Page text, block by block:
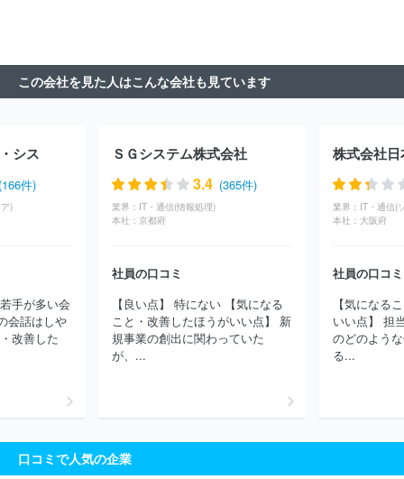
株式会社マーブル
株式会社ＪＳＯＬ
株式会社ＢＲＥＸＡ Ｔｅ
ｃｈｎｏｌｏｇｙ
クオリカ株式会社
株式会社エル・ティー・エ
ス
アイエックス・ナレッジ株式会社
東京海上日動システムズ株
ンサルタンシー・サービシズ株式会社
日本IBM株式会社
株式会
社構造計画研究所
株式会社ＣＩＪ 株式会社コア
日本電気通信
株式会社ニッセイコム
富士通株式
ＪＡＬデジタル株式会社
みずほリサーチ＆テク
十一
三菱電機ソフトウエア株式会社
ＮＴＴインテグレーション
株式会社
ＳＣＳＫ株式会社 株式会社クレスコ
ＮＳＷ株式会
社
兼松エレクトロニクス株式会社
ＳＣＳＫ Ｍｉｎｏｒｉソリ
パナソニックコネクト株式会社
会社日立システムズ
第一ライフテクノクロス株式会社
株式会社
ピーエスシー
ＮＥＣソリューションイノベータ株式会社
この会社を見た人はこんな会社も見ています
シス
件)
)
手が多い会
会話はしや
改善した
ＳＧシステム株式会社
3.4 (365件)
業界： IT・通信(情報処理)
本社： 京都府
社員の口コミ
【良い点】 特にない 【気になる
こと・改善したほうがいい点】 新
規事業の創出に関わっていた
が、...
株式会社
業界： IT・通信(
本社： 大阪府
社員の口コミ
【気になる
いい点】 担
のどのよう
る...
口コミで人気の企業